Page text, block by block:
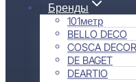
Бренды
101метр
BELLO DECO
COSCA DECOR
DE BAGET
DEARTIO